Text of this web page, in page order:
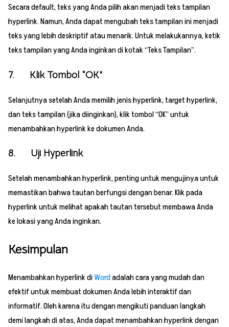
Secara default, teks yang Anda pilih akan menjadi teks tampilan
hyperlink. Namun, Anda dapat mengubah teks tampilan ini menjadi
teks yang lebih deskriptif atau menarik. Untuk melakukannya, ketik
teks tampilan yang Anda inginkan di kotak “Teks Tampilan”.
7. Klik Tombol “OK”
Selanjutnya setelah Anda memilih jenis hyperlink, target hyperlink,
dan teks tampilan (jika diinginkan), klik tombol “OK” untuk
menambahkan hyperlink ke dokumen Anda.
8. Uji Hyperlink
Setelah menambahkan hyperlink, penting untuk mengujinya untuk
memastikan bahwa tautan berfungsi dengan benar. Klik pada
hyperlink untuk melihat apakah tautan tersebut membawa Anda
ke lokasi yang Anda inginkan.
Kesimpulan
Menambahkan hyperlink diWordadalah cara yang mudah dan
efektif untuk membuat dokumen Anda lebih interaktif dan
informatif. Oleh karena itu dengan mengikuti panduan langkah
demi langkah di atas, Anda dapat menambahkan hyperlink dengan